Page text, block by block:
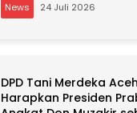
News 24 Juli 2026
DPD Tani Merdeka
Harapkan Presiden